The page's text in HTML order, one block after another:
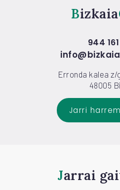
Bizkaia
944 161
Erronda kalea z/
48005
Jarri
Jarrai